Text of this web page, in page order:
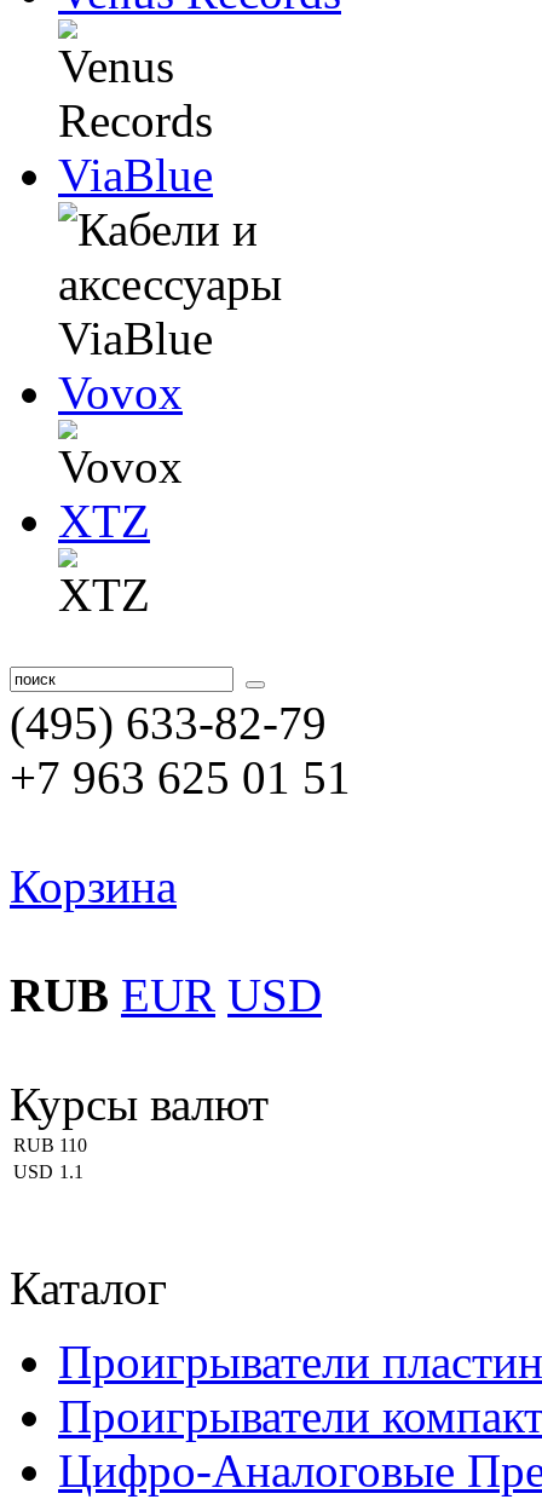
ViaBlue
Vovox
XTZ
(495) 633-82-79
+7 963 625 01 51
Корзина
RUB EUR USD
Курсы валют
RUB 110
USD 1.1
Каталог
Проигрыватели
Проигрыватели
Цифро-Аналоговые